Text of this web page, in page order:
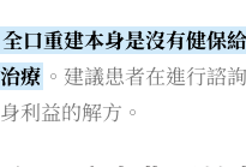
全口重建本身是沒有健保
治療 。建議患者在進行諮
身利益的解方。